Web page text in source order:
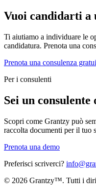
Vuoi candidarti a
Ti aiutiamo a individuare le
candidatura. Prenota una
Prenota una consulenza
Per i consulenti
Sei un
Scopri come Grantzy può
raccolta documenti per il tuo
Prenota una demo
Preferisci scriverci?
© 2026 Grantzy™. Tutti i